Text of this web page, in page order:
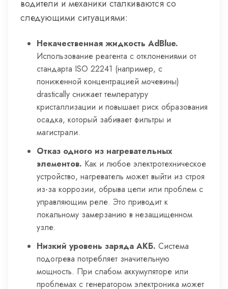
водители и механики сталкиваются со
следующими ситуациями:
Некачественная жидкость AdBlue.
Использование реагента с отклонениями от
стандарта ISO 22241 (например, с
пониженной концентрацией мочевины)
drastically снижает температуру
кристаллизации и повышает риск образования
осадка, который забивает фильтры и
магистрали.
Отказ одного из нагревательных
элементов. Как и любое электротехническое
устройство, нагреватель может выйти из строя
из-за коррозии, обрыва цепи или проблем с
управляющим реле. Это приводит к
локальному замерзанию в незащищенном
узле.
Низкий уровень заряда АКБ. Система
подогрева потребляет значительную
мощность. При слабом аккумуляторе или
проблемах с генератором электроника может